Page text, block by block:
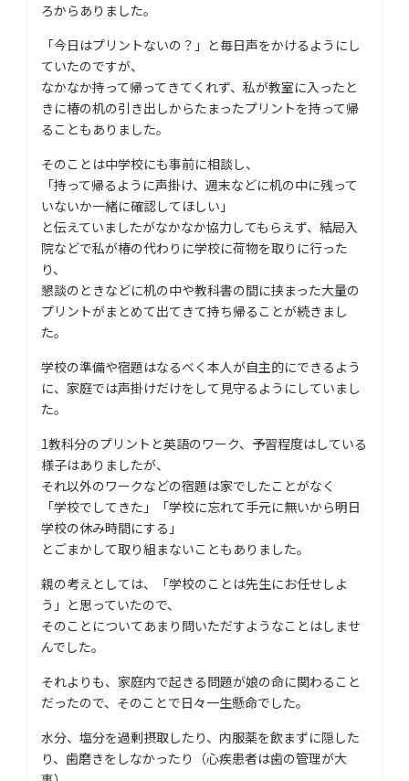
ろからありました。
「今日はプリントないの？」と毎日声をかけるようにし
ていたのですが、
なかなか持って帰ってきてくれず、私が教室に入ったと
きに椿の机の引き出しからたまったプリントを持って帰
ることもありました。
そのことは中学校にも事前に相談し、
「持って帰るように声掛け、週末などに机の中に残って
いないか一緒に確認してほしい」
と伝えていましたがなかなか協力してもらえず、結局入
院などで私が椿の代わりに学校に荷物を取りに行った
り、
懇談のときなどに机の中や教科書の間に挟まった大量の
プリントがまとめて出てきて持ち帰ることが続きまし
た。
学校の準備や宿題はなるべく本人が自主的にできるよう
に、家庭では声掛けだけをして見守るようにしていまし
た。
1教科分のプリントと英語のワーク、予習程度はしている
様子はありましたが、
それ以外のワークなどの宿題は家でしたことがなく
「学校でしてきた」「学校に忘れて手元に無いから明日
学校の休み時間にする」
とごまかして取り組まないこともありました。
親の考えとしては、「学校のことは先生にお任せしよ
う」と思っていたので、
そのことについてあまり問いただすようなことはしませ
んでした。
それよりも、家庭内で起きる問題が娘の命に関わること
だったので、そのことで日々一生懸命でした。
水分、塩分を過剰摂取したり、内服薬を飲まずに隠した
り、歯磨きをしなかったり（心疾患者は歯の管理が大